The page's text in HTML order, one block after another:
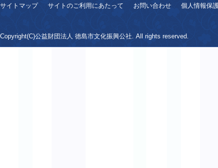
サイトマップ サイトのご利用にあたって お問い合わせ 個人情報保
Copyright(C)公益財団法人 徳島市文化振興公社. All rights reserved.